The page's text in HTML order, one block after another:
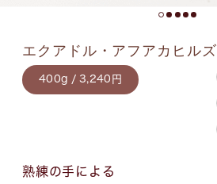
エクアドル・アフアカヒルズ
400g / 3,240円
熟練の手による